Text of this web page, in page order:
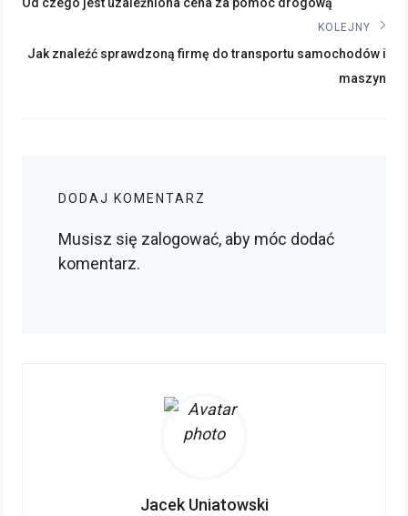
wpisu
KOLEJNY
Kolejny
Jak znaleźć sprawdzoną firmę do transportu samochodów i
maszyn
DODAJ KOMENTARZ
Musisz się zalogować, aby móc dodać
komentarz.
Jacek Uniatowski